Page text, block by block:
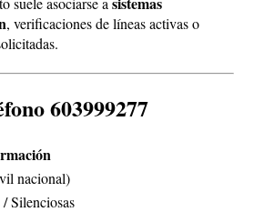
, verificaciones de líneas activas o
603999277
nacional)
Silenciosas